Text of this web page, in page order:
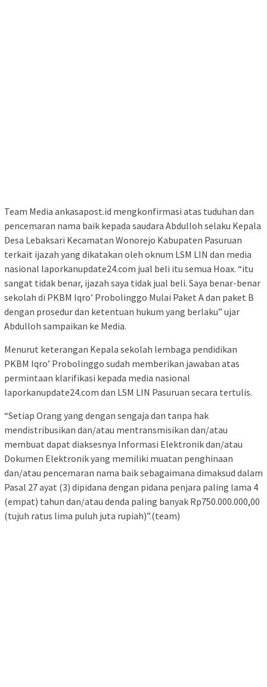
Team Media ankasapost.id mengkonfirmasi atas tuduhan dan
pencemaran nama baik kepada saudara Abdulloh selaku Kepala
Desa Lebaksari Kecamatan Wonorejo Kabupaten Pasuruan
terkait ijazah yang dikatakan oleh oknum LSM LIN dan media
nasional laporkanupdate24.com jual beli itu semua Hoax. “itu
sangat tidak benar, ijazah saya tidak jual beli. Saya benar-benar
sekolah di PKBM Iqro’ Probolinggo Mulai Paket A dan paket B
dengan prosedur dan ketentuan hukum yang berlaku” ujar
Abdulloh sampaikan ke Media.
Menurut keterangan Kepala sekolah lembaga pendidikan
PKBM Iqro’ Probolinggo sudah memberikan jawaban atas
permintaan klarifikasi kepada media nasional
laporkanupdate24.com dan LSM LIN Pasuruan secara tertulis.
“Setiap Orang yang dengan sengaja dan tanpa hak
mendistribusikan dan/atau mentransmisikan dan/atau
membuat dapat diaksesnya Informasi Elektronik dan/atau
Dokumen Elektronik yang memiliki muatan penghinaan
dan/atau pencemaran nama baik sebagaimana dimaksud dalam
Pasal 27 ayat (3) dipidana dengan pidana penjara paling lama 4
(empat) tahun dan/atau denda paling banyak Rp750.000.000,00
(tujuh ratus lima puluh juta rupiah)”.(team)